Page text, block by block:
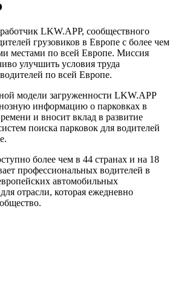
LKW.APP, сообществного
грузовиков в Европе с более чем
местами по всей Европе. Миссия
улучшить условия труда
по всей Европе.
модели загруженности LKW.APP
информацию о парковках в
и вносит вклад в развитие
поиска парковок для водителей
более чем в 44 странах и на 18
профессиональных водителей в
автомобильных
отрасли, которая ежедневно